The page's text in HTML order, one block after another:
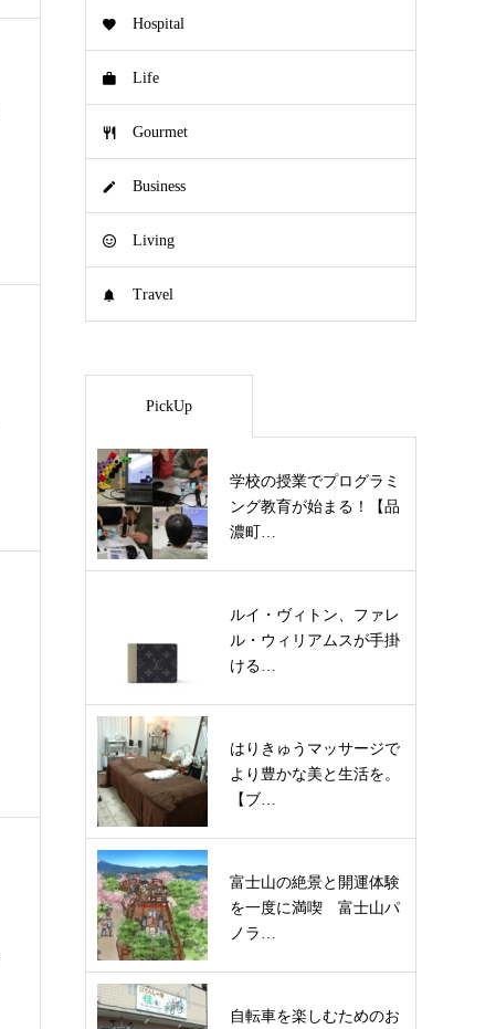
Hospital
Life
Gourmet
Business
Living
Travel
PickUp
学校の授業でプログラミ
ング教育が始まる！【品
濃町…
ルイ・ヴィトン、ファレ
ル・ウィリアムスが手掛
ける…
はりきゅうマッサージで
より豊かな美と生活を。
【ブ…
富士山の絶景と開運体験
を一度に満喫 富士山パ
ノラ…
自転車を楽しむためのお